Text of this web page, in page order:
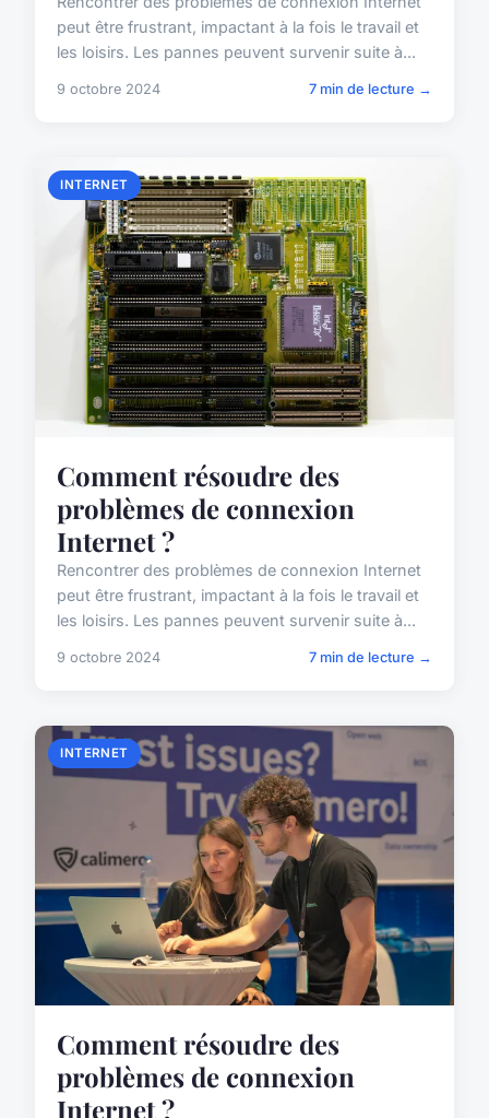
peut être frustrant, impactant à la fois le travail et
les loisirs. Les pannes peuvent survenir suite à...
9 octobre 2024 7 min de lecture →
INTERNET
Comment résoudre des
problèmes de connexion
Internet ?
Rencontrer des problèmes de connexion Internet
peut être frustrant, impactant à la fois le travail et
les loisirs. Les pannes peuvent survenir suite à...
9 octobre 2024 7 min de lecture →
INTERNET
Comment résoudre des
problèmes de connexion
Internet ?